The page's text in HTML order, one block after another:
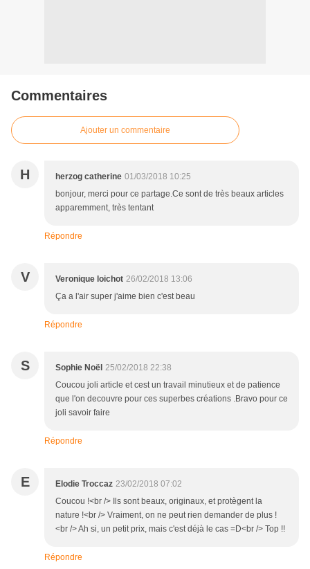
Commentaires
Ajouter un commentaire
H herzog catherine 01/03/2018 10:25
bonjour, merci pour ce partage.Ce sont de très beaux articles
apparemment, très tentant
Répondre
V Veronique loichot 26/02/2018 13:06
Ça a l'air super j'aime bien c'est beau
Répondre
S Sophie Noël 25/02/2018 22:38
Coucou joli article et cest un travail minutieux et de patience
que l'on decouvre pour ces superbes créations .Bravo pour ce
joli savoir faire
Répondre
E Elodie Troccaz 23/02/2018 07:02
Coucou !<br /> Ils sont beaux, originaux, et protègent la
nature !<br /> Vraiment, on ne peut rien demander de plus !
<br /> Ah si, un petit prix, mais c'est déjà le cas =D<br /> Top !!
Répondre